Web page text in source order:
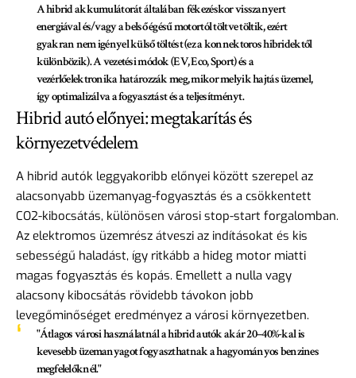
A hibrid akkumulátorát általában fékezéskor visszanyert
energiával és/vagy a belső égésű motortól töltve töltik, ezért
gyakran nem igényel külső töltést (ez a konnektoros hibridektől
különbözik). A vezetési módok (EV, Eco, Sport) és a
vezérlőelektronika határozzák meg, mikor melyik hajtás üzemel,
így optimalizálva a fogyasztást és a teljesítményt.
Hibrid autó előnyei: megtakarítás és
környezetvédelem
A hibrid autók leggyakoribb előnyei között szerepel az
alacsonyabb üzemanyag-fogyasztás és a csökkentett
CO2-kibocsátás, különösen városi stop-start forgalomban.
Az elektromos üzemrész átveszi az indításokat és kis
sebességű haladást, így ritkább a hideg motor miatti
magas fogyasztás és kopás. Emellett a nulla vagy
alacsony kibocsátás rövidebb távokon jobb
levegőminőséget eredményez a városi környezetben.
"Átlagos városi használatnál a hibrid autók akár 20–40%-kal is
kevesebb üzemanyagot fogyaszthatnak a hagyományos benzines
megfelelőknél."